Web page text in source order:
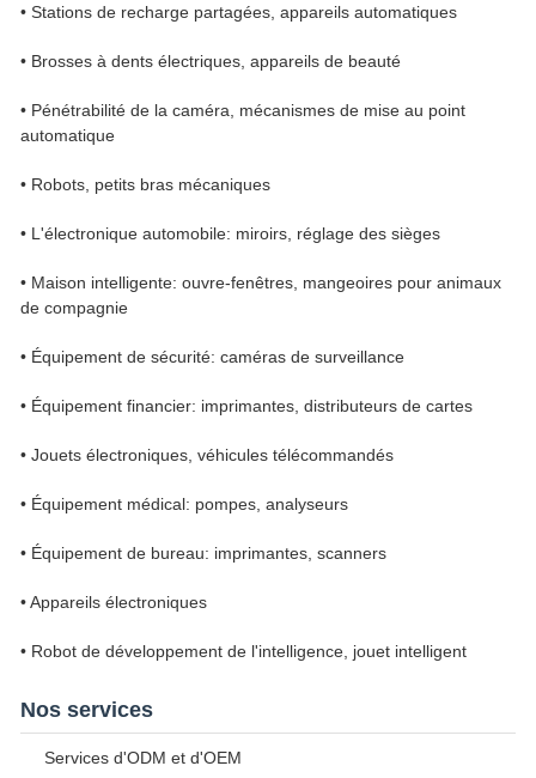
• Stations de recharge partagées, appareils automatiques
• Brosses à dents électriques, appareils de beauté
• Pénétrabilité de la caméra, mécanismes de mise au point
automatique
• Robots, petits bras mécaniques
• L'électronique automobile: miroirs, réglage des sièges
• Maison intelligente: ouvre-fenêtres, mangeoires pour animaux
de compagnie
• Équipement de sécurité: caméras de surveillance
• Équipement financier: imprimantes, distributeurs de cartes
• Jouets électroniques, véhicules télécommandés
• Équipement médical: pompes, analyseurs
• Équipement de bureau: imprimantes, scanners
• Appareils électroniques
• Robot de développement de l'intelligence, jouet intelligent
Nos services
Services d'ODM et d'OEM